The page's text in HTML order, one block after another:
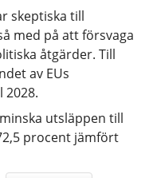
skeptiska till
med på att försvaga
åtgärder. Till
av EUs
utsläppen till
procent jämfört